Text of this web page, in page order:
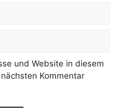
und Website in diesem
Kommentar